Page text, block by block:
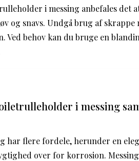
i messing anbefales det
og snavs. Undgå brug af
Ved behov kan du bruge en
i messing
har flere fordele, herunder en
over for korrosion.